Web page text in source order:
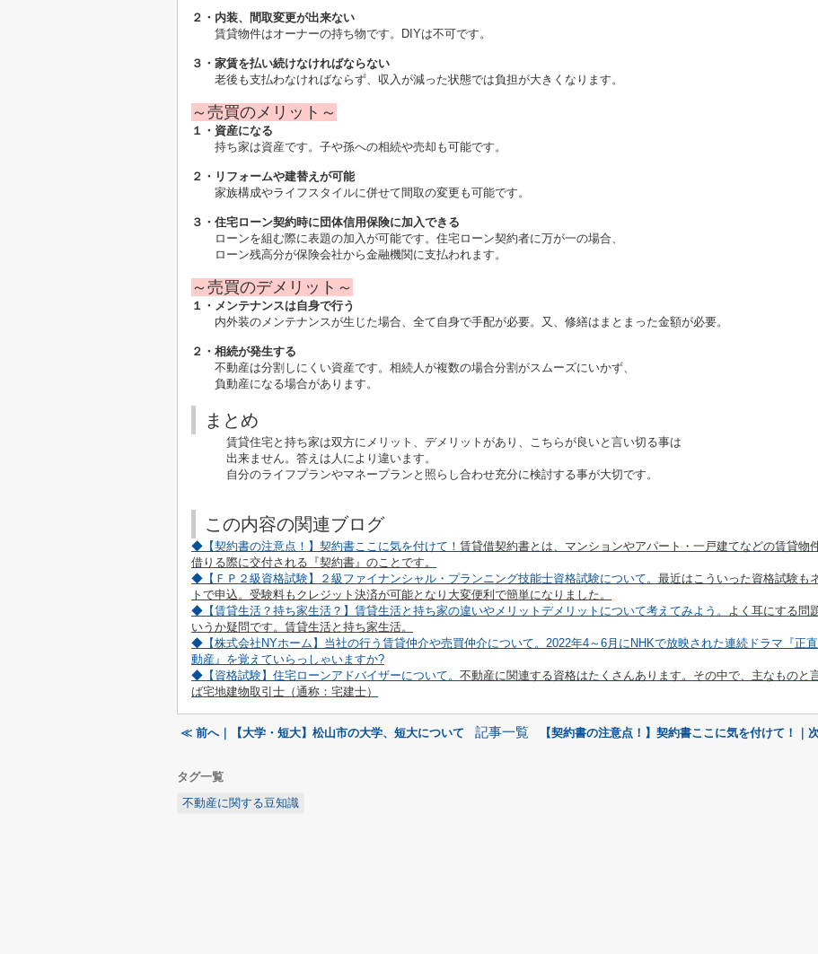
２・内装、間取変更が出来ない
賃貸物件はオーナーの持ち物です。DIYは不可です。
３・家賃を払い続けなければならない
老後も支払わなければならず、収入が減った状態では負担が大きくなります。
～売買のメリット～
１・資産になる
持ち家は資産です。子や孫への相続や売却も可能です。
２・リフォームや建替えが可能
家族構成やライフスタイルに併せて間取の変更も可能です。
３・住宅ローン契約時に団体信用保険に加入できる
ローンを組む際に表題の加入が可能です。住宅ローン契約者に万が一の場合、
ローン残高分が保険会社から金融機関に支払われます。
～売買のデメリット～
１・メンテナンスは自身で行う
内外装のメンテナンスが生じた場合、全て自身で手配が必要。又、修繕はまとまった金額が必要。
２・相続が発生する
不動産は分割しにくい資産です。相続人が複数の場合分割がスムーズにいかず、
負動産になる場合があ ります。
まとめ
賃貸住宅と持ち家は双方にメリット、デメリットがあり、こちらが良いと言い切る事は
出来ません。 答えは人により違います。
自分のライフプランやマネープランと照らし合わせ充分に検討する事が大切です。
この内容の関連ブログ
◆【契約書の注意点！】契約書ここに気を付けて！ 賃貸借契約書とは、マンションやアパート・一戸建てなどの賃貸物
借りる際に交付される『契約書』のことです。
◆【ＦＰ２級資格試験】２級ファイナンシャル・プランニング技能士資格試験について。 最近はこういった資格試験も
トで申込。受験料もクレジット決済が可能となり大変便利で簡単になりました。
◆【賃貸生活？持ち家生活？】賃貸生活と持ち家の違いやメリットデメリットについて考えてみよう。
よく耳にする問
いうか疑問です。賃貸生活と持ち家生活。
◆【株式会社NYホーム】当社の行う賃貸仲介や売買仲介について。 2022年4～6 月にNHKで放映された連続ドラマ『正
動産』を覚えていらっしゃいますか?
◆【資格試験】住宅ローンアドバイザーについて。 不動産に関連する資格はたくさんあります。 その中で、主なものと
ば宅地建物取引士（通称：宅建士）
≪ 前へ｜【大学・短大】松山市の大学、短大について 記事一覧 【契約書の注意点！】契約書ここに気を付けて！｜
タグ一覧
不動産に関する豆知識